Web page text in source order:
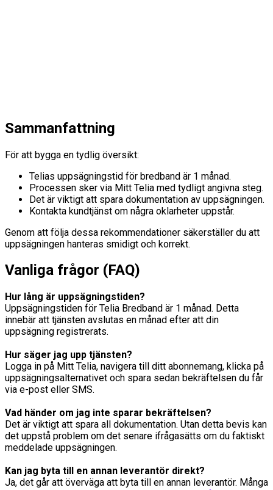
Sammanfattning
För att bygga en tydlig översikt:
Telias uppsägningstid för bredband är 1 månad.
Processen sker via Mitt Telia med tydligt angivna steg.
Det är viktigt att spara dokumentation av uppsägningen.
Kontakta kundtjänst om några oklarheter uppstår.
Genom att följa dessa rekommendationer säkerställer du att
uppsägningen hanteras smidigt och korrekt.
Vanliga frågor (FAQ)
Hur lång är uppsägningstiden?
Uppsägningstiden för Telia Bredband är 1 månad. Detta
innebär att tjänsten avslutas en månad efter att din
uppsägning registrerats.
Hur säger jag upp tjänsten?
Logga in på Mitt Telia, navigera till ditt abonnemang, klicka på
uppsägningsalternativet och spara sedan bekräftelsen du får
via e-post eller SMS.
Vad händer om jag inte sparar bekräftelsen?
Det är viktigt att spara all dokumentation. Utan detta bevis kan
det uppstå problem om det senare ifrågasätts om du faktiskt
meddelade uppsägningen.
Kan jag byta till en annan leverantör direkt?
Ja, det går att överväga att byta till en annan leverantör. Många